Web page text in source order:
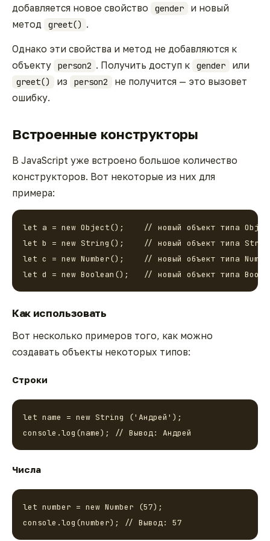
добавляется новое свойство gender
и новый
метод
greet() .
Однако эти свойства и метод не добавляются к
объекту
person2 . Получить доступ к gender
или
greet()
из person2
не получится — это вызовет
ошибку.
Встроенные конструкторы
В JavaScript уже встроено большое количество
конструкторов. Вот некоторые из них для
примера:
let a = new Object();    // новый объект типа
let b = new String();    // новый объект типа
let c = new Number();    // новый объект типа
let d = new Boolean();   // новый объект типа
Как использовать
Вот несколько примеров того, как можно
создавать объекты некоторых типов:
Строки
let name = new String ('Андрей');
console.log(name); // Вывод: Андрей
Числа
let number = new Number (57);
console.log(number); // Вывод: 57